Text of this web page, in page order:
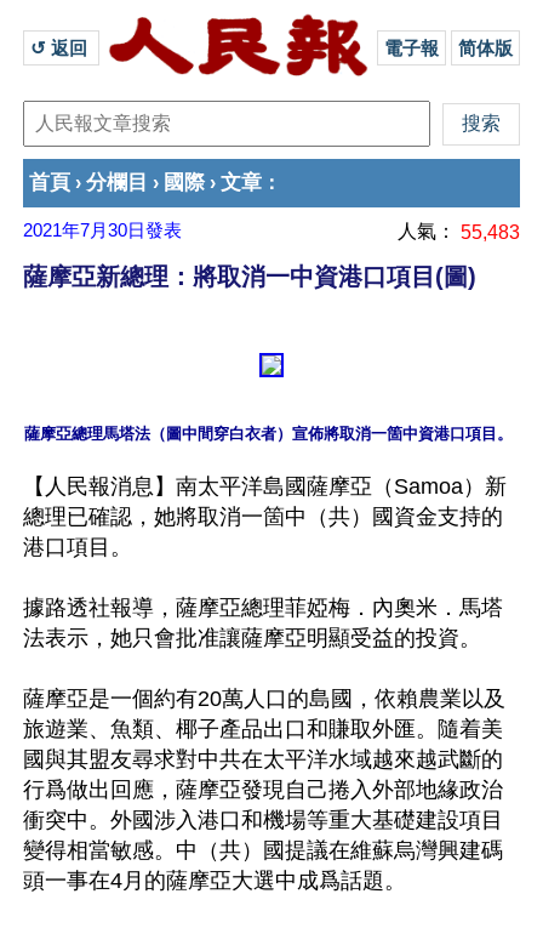
↺ 返回 電子報 简体版
首頁 › 分欄目 › 國際› 文章 ：
2021年7月30日發表 人氣： 55,483
薩摩亞新總理：將取消一中資港口項目(圖)
【人民報消息】南太平洋島國薩摩亞（Samoa）新
總理已確認，她將取消一箇中（共）國資金支持的
港口項目。
據路透社報導，薩摩亞總理菲婭梅．內奧米．馬塔
法表示，她只會批准讓薩摩亞明顯受益的投資。
薩摩亞是一個約有20萬人口的島國，依賴農業以及
旅遊業、魚類、椰子產品出口和賺取外匯。隨着美
國與其盟友尋求對中共在太平洋水域越來越武斷的
行爲做出回應，薩摩亞發現自己捲入外部地緣政治
衝突中。外國涉入港口和機場等重大基礎建設項目
變得相當敏感。中（共）國提議在維蘇烏灣興建碼
頭一事在4月的薩摩亞大選中成爲話題。